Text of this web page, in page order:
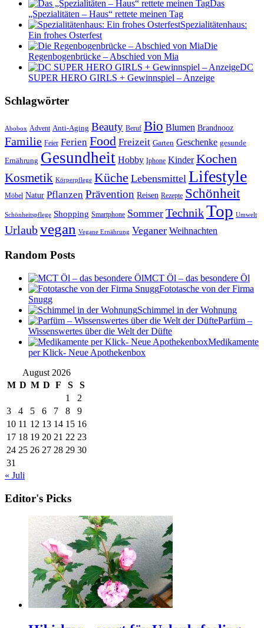
Das
„Spezialitäten – Haus“ rettete meinen Tag
Spezialitätenhaus:
Ein frohes Osterfest
Die
Regenbogenbrücke – Abschied von Mia
DC
SUPER HERO GIRLS + Gewinnspiel – Anzeige
Schlagwörter
Abobox Advent Anti-Aging Beauty Beruf Bio Blumen Brandnooz
Familie Feier Ferien Food Freizeit Garten Geschenke gesunde
Ernährung Gesundheit Hobby Iphone Kinder Kochen
Kosmetik Körperpflege Küche Lebensmittel Lifestyle
Möbel Natur Pflanzen Prävention Reisen Rezepte Schönheit
Schönheitspflege Shopping Smartphone Sommer TechnikTop Umwelt
Urlaubvegan Vegane Ernährung Veganer Weihnachten
Random Posts
MCT Öl – das besondere Öl
Fototasche von der Firma
Snugg
Schimmel in der Wohnung
Parfüm –
Wissenswertes über die Welt der Düfte
Medikamente
per Klick- Neue Apothekenbox
August 2026
M D M D F S
S
1
2
3
4 5 6 7 8
9
10 11 12 13 14 15 16
17 18 19 20 21 22 23
24 25 26 27 28 29 30
31
« Juli
Editor's Picks